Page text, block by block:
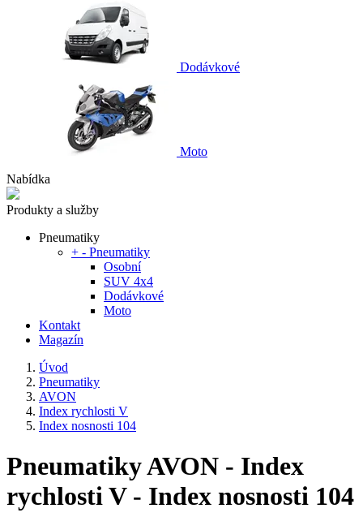
Dodávkové
Moto
Nabídka
Produkty a služby
Pneumatiky
+ - Pneumatiky
Osobní
SUV 4x4
Dodávkové
Moto
Kontakt
Magazín
Úvod
Pneumatiky
AVON
Index rychlosti V
Index nosnosti 104
Pneumatiky AVON - Index
rychlosti V - Index nosnosti 104